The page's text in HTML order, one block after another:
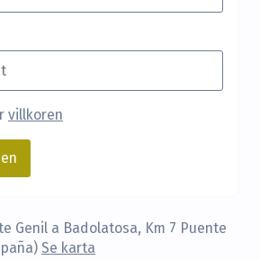
villkoren
Genil a Badolatosa, Km 7 Puente
Se karta